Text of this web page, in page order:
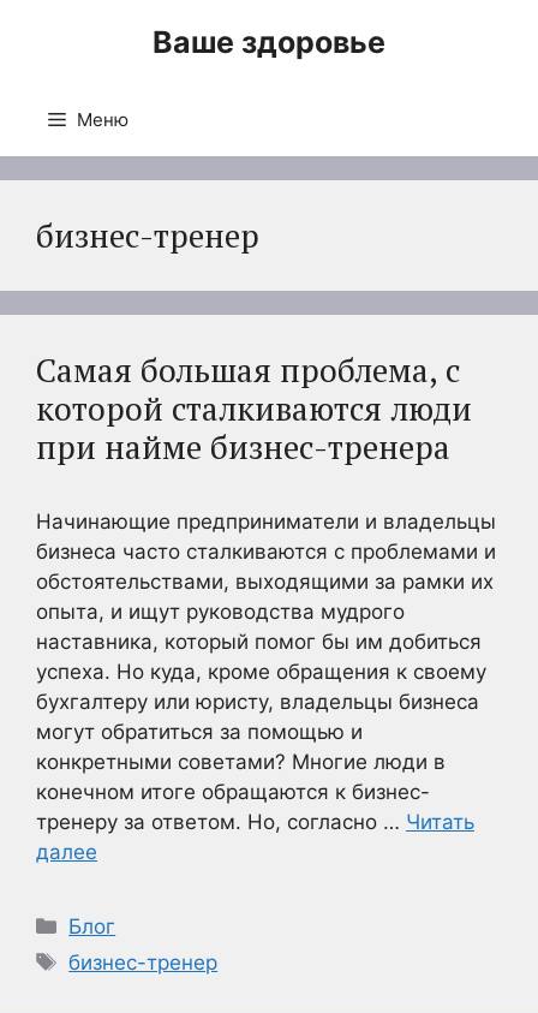
Ваше здоровье
Меню
бизнес-тренер
Самая большая проблема, с
которой сталкиваются люди
при найме бизнес-тренера
Начинающие предприниматели и владельцы
бизнеса часто сталкиваются с проблемами и
обстоятельствами, выходящими за рамки их
опыта, и ищут руководства мудрого
наставника, который помог бы им добиться
успеха. Но куда, кроме обращения к своему
бухгалтеру или юристу, владельцы бизнеса
могут обратиться за помощью и
конкретными советами? Многие люди в
конечном итоге обращаются к бизнес-
тренеру за ответом. Но, согласно … Читать
далее
Рубрики
Блог
Метки
бизнес-тренер